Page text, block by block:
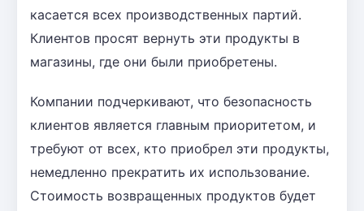
касается всех производственных партий.
Клиентов просят вернуть эти продукты в
магазины, где они были приобретены.
Компании подчеркивают, что безопасность
клиентов является главным приоритетом, и
требуют от всех, кто приобрел эти продукты,
немедленно прекратить их использование.
Стоимость возвращенных продуктов будет